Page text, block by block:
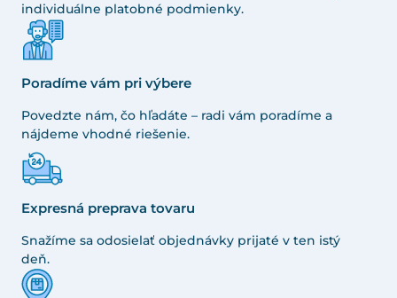
individuálne platobné podmienky.
Poradíme vám pri výbere
Povedzte nám, čo hľadáte – radi vám poradíme a
nájdeme vhodné riešenie.
Expresná preprava tovaru
Snažíme sa odosielať objednávky prijaté v ten istý
deň.